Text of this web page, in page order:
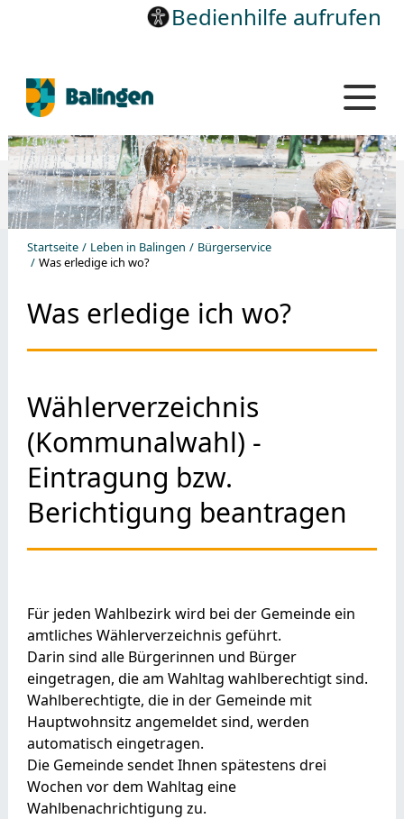
Bedienhilfe aufrufen
Startseite Leben in Balingen
Bürgerservice
Was erledige ich wo?
Was erledige ich wo?
Wählerverzeichnis
(Kommunalwahl) -
Eintragung bzw.
Berichtigung beantragen
Für jeden Wahlbezirk wird bei der Gemeinde ein
amtliches Wählerverzeichnis geführt.
Darin sind alle Bürgerinnen und Bürger
eingetragen, die am Wahltag wahlberechtigt sind.
Wahlberechtigte, die in der Gemeinde mit
Hauptwohnsitz angemeldet sind, werden
automatisch eingetragen.
Die Gemeinde sendet Ihnen spätestens drei
Wochen vor dem Wahltag eine
Wahlbenachrichtigung zu.